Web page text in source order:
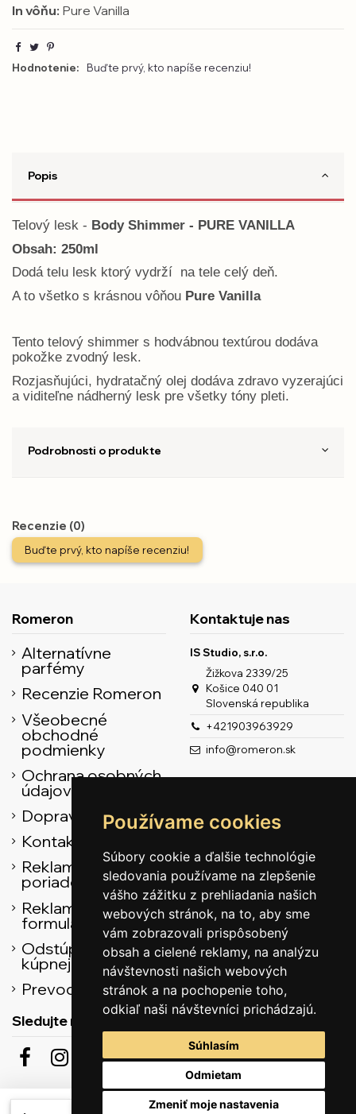
Používame cookies
Súbory cookie a ďalšie technológie
sledovania používame na zlepšenie
vášho zážitku z prehliadania našich
webových stránok, na to, aby sme
vám zobrazovali prispôsobený
obsah a cielené reklamy, na analýzu
návštevnosti našich webových
stránok a na pochopenie toho,
odkiaľ naši návštevníci prichádzajú.
Súhlasím
Odmietam
Zmeniť moje nastavenia
In vôňu: Pure Vanilla
Hodnotenie: Buďte prvý, kto napíše recenziu!
Popis
Telový lesk - Body Shimmer - PURE VANILLA
Obsah: 250ml
Dodá telu lesk ktorý vydrží na tele celý deň.
A to všetko s krásnou vôňou Pure Vanilla
Tento telový shimmer s hodvábnou textúrou dodáva
pokožke zvodný lesk.
Rozjasňujúci, hydratačný olej dodáva zdravo vyzerajúci
a viditeľne nádherný lesk pre všetky tóny pleti.
Podrobnosti o produkte
Recenzie (0)
Buďte prvý, kto napíše recenziu!
Romeron
Alternatívne
parfémy
Recenzie Romeron
Všeobecné
obchodné
podmienky
Ochrana osobných
údajov
Doprava
Kontaktné údaje
Reklamačný
poriadok
Reklamačný
formulár
Odstúpenie od
kúpnej zmluvy
Prevodník
Kontaktuje nas
IS Studio, s.r.o.
Žižkova 2339/25
Košice 040 01
Slovenská republika
+421903963929
info@romeron.sk
Sledujte nás
Odber noviniek